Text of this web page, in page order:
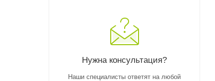
Нужна консультация?
Наши специалисты ответят на любой